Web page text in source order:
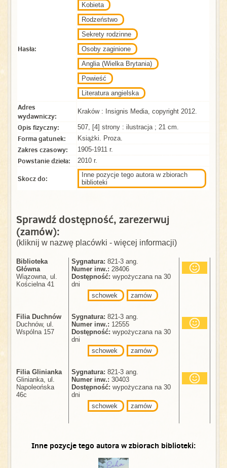
Hasła:
Kobieta
Rodzeństwo
Sekrety rodzinne
Osoby zaginione
Anglia (Wielka Brytania)
Powieść
Literatura angielska
Adres
wydawniczy:
Kraków : Insignis Media, copyright 2012.
Opis fizyczny: 507, [4] strony : ilustracja ; 21 cm.
Forma gatunek: Książki. Proza.
Zakres czasowy: 1905-1911 r.
Powstanie dzieła: 2010 r.
Skocz do:
Inne pozycje tego autora w zbiorach
biblioteki
Sprawdź dostępność, zarezerwuj
(zamów):
(kliknij w nazwę placówki - więcej informacji)
Biblioteka
Główna
Wiązowna, ul.
Kościelna 41
Sygnatura: 821-3 ang.
Numer inw.: 28406
Dostępność: wypożyczana na 30
dni
schowek
zamów
Filia Duchnów
Duchnów, ul.
Wspólna 157
Sygnatura: 821-3 ang.
Numer inw.: 12555
Dostępność: wypożyczana na 30
dni
schowek
zamów
Filia Glinianka
Glinianka, ul.
Napoleońska
46c
Sygnatura: 821-3 ang.
Numer inw.: 30403
Dostępność: wypożyczana na 30
dni
schowek
zamów
Inne pozycje tego autora w zbiorach biblioteki: